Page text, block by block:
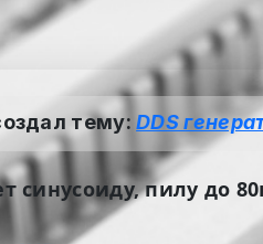
тему:DDS
синусоиду, пилу до